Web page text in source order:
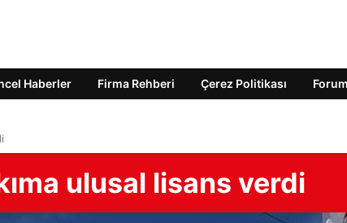
Haberler Firma Rehberi Çerez Politikası Forum
ulusal lisans verdi